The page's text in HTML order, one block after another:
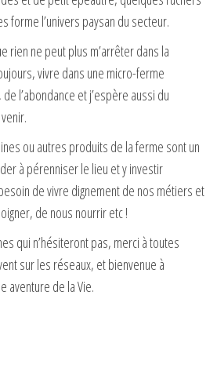
forme l’univers paysan du secteur.
rien ne peut plus m’arrêter dans la
vivre dans une micro-ferme
l’abondance et j’espère aussi du
ou autres produits de la ferme sont un
à pérenniser le lieu et y investir
de vivre dignement de nos métiers et
de nous nourrir etc !
qui n’hésiteront pas, merci à toutes
sur les réseaux, et bienvenue à
aventure de la Vie.